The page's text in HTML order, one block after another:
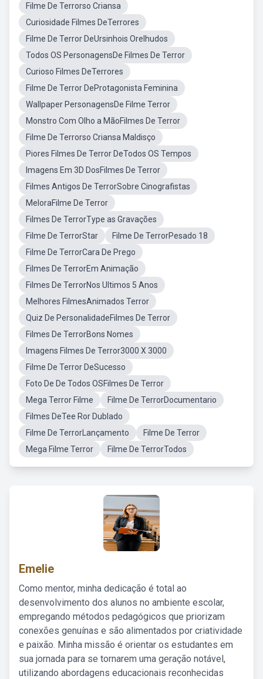
Filme De Terrorso Criansa
Curiosidade Filmes DeTerrores
Filme De Terror DeUrsinhois Orelhudos
Todos OS PersonagensDe Filmes De Terror
Curioso Filmes DeTerrores
Filme De Terror DeProtagonista Feminina
Wallpaper PersonagensDe Filme Terror
Monstro Com Olho a MãoFilmes De Terror
Filme De Terrorso Criansa Maldisço
Piores Filmes De Terror DeTodos OS Tempos
Imagens Em 3D DosFilmes De Terror
Filmes Antigos De TerrorSobre Cinografistas
MeloraFilme De Terror
Filmes De TerrorType as Gravações
Filme De TerrorStar
Filme De TerrorPesado 18
Filme De TerrorCara De Prego
Filmes De TerrorEm Animação
Filmes De TerrorNos Ultimos 5 Anos
Melhores FilmesAnimados Terror
Quiz De PersonalidadeFilmes De Terror
Filmes De TerrorBons Nomes
Imagens Filmes De Terror3000 X 3000
Filme De Terror DeSucesso
Foto De De Todos OSFilmes De Terror
Mega Terror Filme
Filme De TerrorDocumentario
Filmes DeTee Ror Dublado
Filme De TerrorLançamento
Filme De Terror
Mega Filme Terror
Filme De TerrorTodos
Emelie
Como mentor, minha dedicação é total ao
desenvolvimento dos alunos no ambiente escolar,
empregando métodos pedagógicos que priorizam
conexões genuínas e são alimentados por criatividade
e paixão. Minha missão é orientar os estudantes em
sua jornada para se tornarem uma geração notável,
utilizando abordagens educacionais reconhecidas